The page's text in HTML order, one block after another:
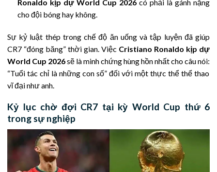
Ronaldo kịp dự World Cup 2026có phải là gánh nặng
cho đội bóng hay không.
Sự kỷ luật thép trong chế độ ăn uống và tập luyện đã giúp
CR7 “đóng băng” thời gian. Việc Cristiano Ronaldo kịp dự
World Cup 2026sẽ là minh chứng hùng hồn nhất cho câu nói:
“Tuổi tác chỉ là những con số” đối với một thực thể thể thao
vĩ đại như anh.
Kỷ lục chờ đợi CR7 tại kỳ World Cup thứ 6
trong sự nghiệp